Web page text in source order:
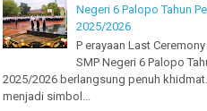
Negeri 6 Palopo Tahun
2025/2026
P erayaan Last
SMP Negeri 6 Palopo
2025/2026 berlangsung penuh
menjadi simbol...